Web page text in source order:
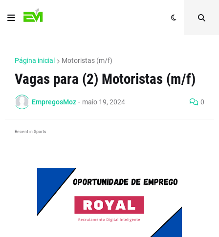
Página inicial Motoristas (m/f)
Vagas para (2) Motoristas (m/f)
EmpregosMoz - maio 19, 2024 0
Recent in Sports